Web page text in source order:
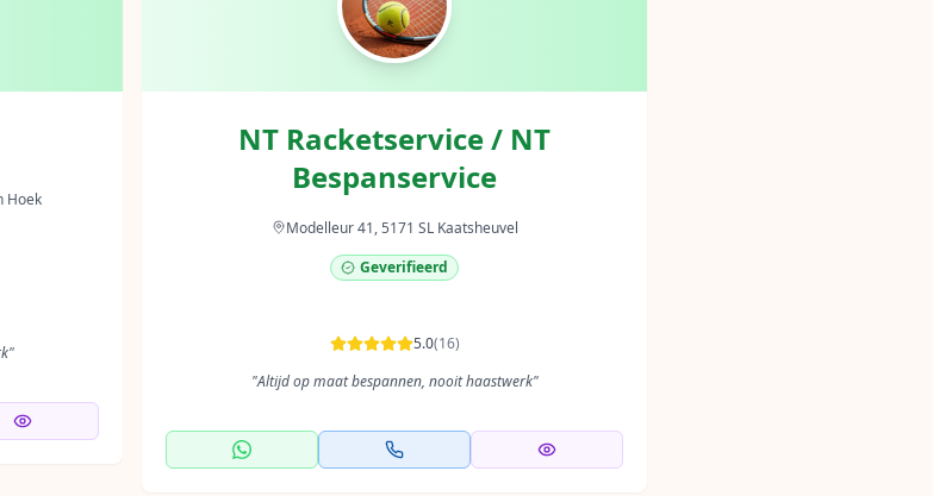
Hoek
"
NT Racketservice / NT
Bespanservice
Modelleur 41, 5171 SL Kaatsheuvel
Geverifieerd
5.0(16)
"Altijd op maat bespannen, nooit haastwerk"